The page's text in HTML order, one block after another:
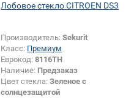
Лобовое стекло CITROEN DS3
Производитель:Sekurit
Класс: Премиум
Еврокод:8116TH
Наличие: Предзаказ
Цвет стекла:Зеленое с
солнцезащитой